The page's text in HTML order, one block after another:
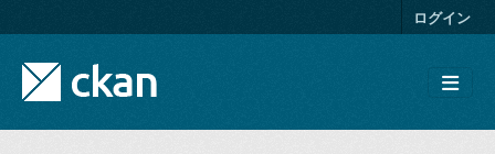
ログイン